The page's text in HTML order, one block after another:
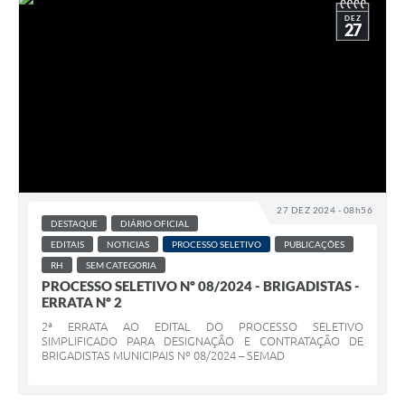
27 DEZ 2024 - 08h56
DEZ
27
DESTAQUE
DIÁRIO OFICIAL
EDITAIS
NOTICIAS PROCESSO SELETIVO
PUBLICAÇÕES
RH
SEM CATEGORIA
PROCESSO SELETIVO Nº 08/2024 - BRIGADISTAS -
ERRATA Nº 2
2ª ERRATA AO EDITAL DO PROCESSO SELETIVO
SIMPLIFICADO PARA DESIGNAÇÃO E CONTRATAÇÃO DE
BRIGADISTAS MUNICIPAIS Nº 08/2024 – SEMAD